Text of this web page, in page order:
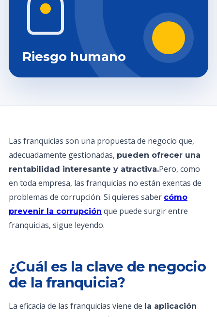
Riesgo humano
Las franquicias son una propuesta de negocio que,
adecuadamente gestionadas, pueden ofrecer una
rentabilidad interesante y atractiva.Pero, como
en toda empresa, las franquicias no están exentas de
problemas de corrupción. Si quieres saber cómo
prevenir la corrupción que puede surgir entre
franquicias, sigue leyendo.
¿Cuál es la clave de negocio
de la franquicia?
La eficacia de las franquicias viene de la aplicación